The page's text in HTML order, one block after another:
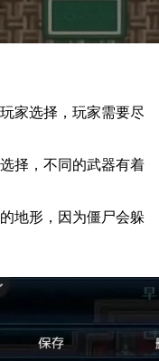
家选择，玩家需要尽
择，不同的武器有着
地形，因为僵尸会躲